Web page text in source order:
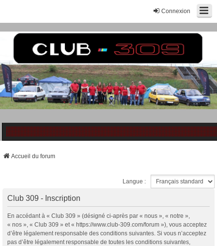
Connexion
Accueil du forum
Langue :
Club 309 - Inscription
En accédant à « Club 309 » (désigné ci-après par « nous », « notre »,
« nos », « Club 309 » et « https://www.club-309.com/forum »), vous acceptez
d’être légalement responsable des conditions suivantes. Si vous n’acceptez
pas d’être légalement responsable de toutes les conditions suivantes,